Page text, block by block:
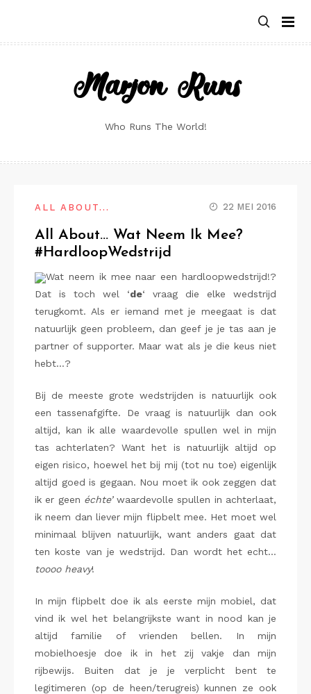
content
Marjon Runs
Who Runs The World!
ALL ABOUT... 22 MEI 2016
All About… Wat Neem Ik Mee?
#HardloopWedstrijd
Wat neem ik mee naar een hardloopwedstrijd!?
Dat is toch wel ‘de‘ vraag die elke wedstrijd
terugkomt. Als er iemand met je meegaat is dat
natuurlijk geen probleem, dan geef je je tas aan je
partner of supporter. Maar wat als je die keus niet
hebt…?
Bij de meeste grote wedstrijden is natuurlijk ook
een tassenafgifte. De vraag is natuurlijk dan ook
altijd, kan ik alle waardevolle spullen wel in mijn
tas achterlaten? Want het is natuurlijk altijd op
eigen risico, hoewel het bij mij (tot nu toe) eigenlijk
altijd goed is gegaan. Nou moet ik ook zeggen dat
ik er geen échte’waardevolle spullen in achterlaat,
ik neem dan liever mijn flipbelt mee. Het moet wel
minimaal blijven natuurlijk, want anders gaat dat
ten koste van je wedstrijd. Dan wordt het echt…
toooo heavy!
In mijn flipbelt doe ik als eerste mijn mobiel, dat
vind ik wel het belangrijkste want in nood kan je
altijd familie of vrienden bellen. In mijn
mobielhoesje doe ik in het zij vakje dan mijn
rijbewijs. Buiten dat je je verplicht bent te
legitimeren (op de heen/terugreis) kunnen ze ook